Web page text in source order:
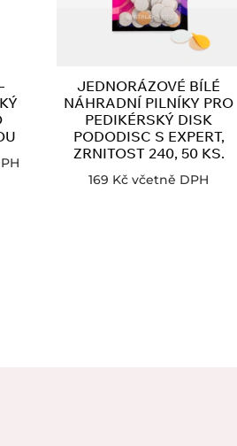
JEDNORÁZOVÉ BÍLÉ
NÁHRADNÍ PILNÍKY PRO
PEDIKÉRSKÝ DISK
PODODISC S EXPERT,
ZRNITOST 240, 50 KS.
169 Kč včetně DPH